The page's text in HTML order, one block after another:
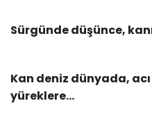
Sürgünde düşünce,
Kan deniz dünyada,
yüreklere…